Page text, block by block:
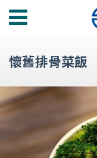
功
單
懷舊排骨菜飯